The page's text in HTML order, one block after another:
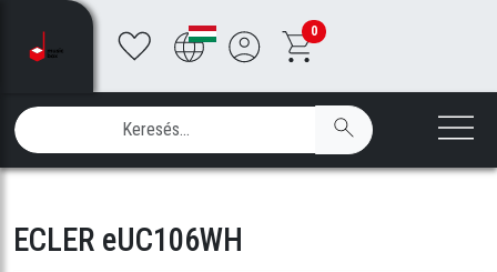
0
ECLER eUC106WH